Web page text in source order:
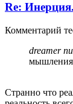
Re:
Комментарий
dreamer
Странно что